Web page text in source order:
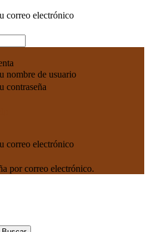
correo electrónico
nombre de usuario
contraseña
correo electrónico
por correo electrónico.